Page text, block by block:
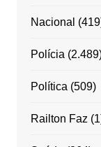
Nacional
Polícia
Política (509)
Railton Faz